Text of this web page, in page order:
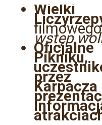
Wielki
wstęp
przez